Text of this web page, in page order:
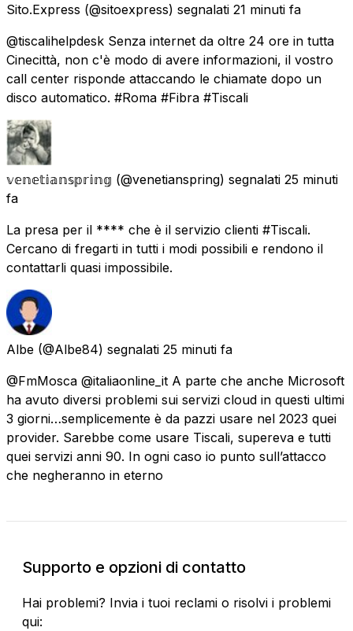
Sito.Express (@sitoexpress) segnalati 21 minuti fa
@tiscalihelpdesk Senza internet da oltre 24 ore in tutta
Cinecittà, non c'è modo di avere informazioni, il vostro
call center risponde attaccando le chiamate dopo un
disco automatico. #Roma #Fibra #Tiscali
𝕧𝕖𝕟𝕖𝕥𝕚𝕒𝕟𝕤𝕡𝕣𝕚𝕟𝕘 (@venetianspring) segnalati 25 minuti
fa
La presa per il **** che è il servizio clienti #Tiscali.
Cercano di fregarti in tutti i modi possibili e rendono il
contattarli quasi impossibile.
Albe (@Albe84) segnalati 25 minuti fa
@FmMosca @italiaonline_it A parte che anche Microsoft
ha avuto diversi problemi sui servizi cloud in questi ultimi
3 giorni…semplicemente è da pazzi usare nel 2023 quei
provider. Sarebbe come usare Tiscali, supereva e tutti
quei servizi anni 90. In ogni caso io punto sull’attacco
che negheranno in eterno
Supporto e opzioni di contatto
Hai problemi? Invia i tuoi reclami o risolvi i problemi
qui: